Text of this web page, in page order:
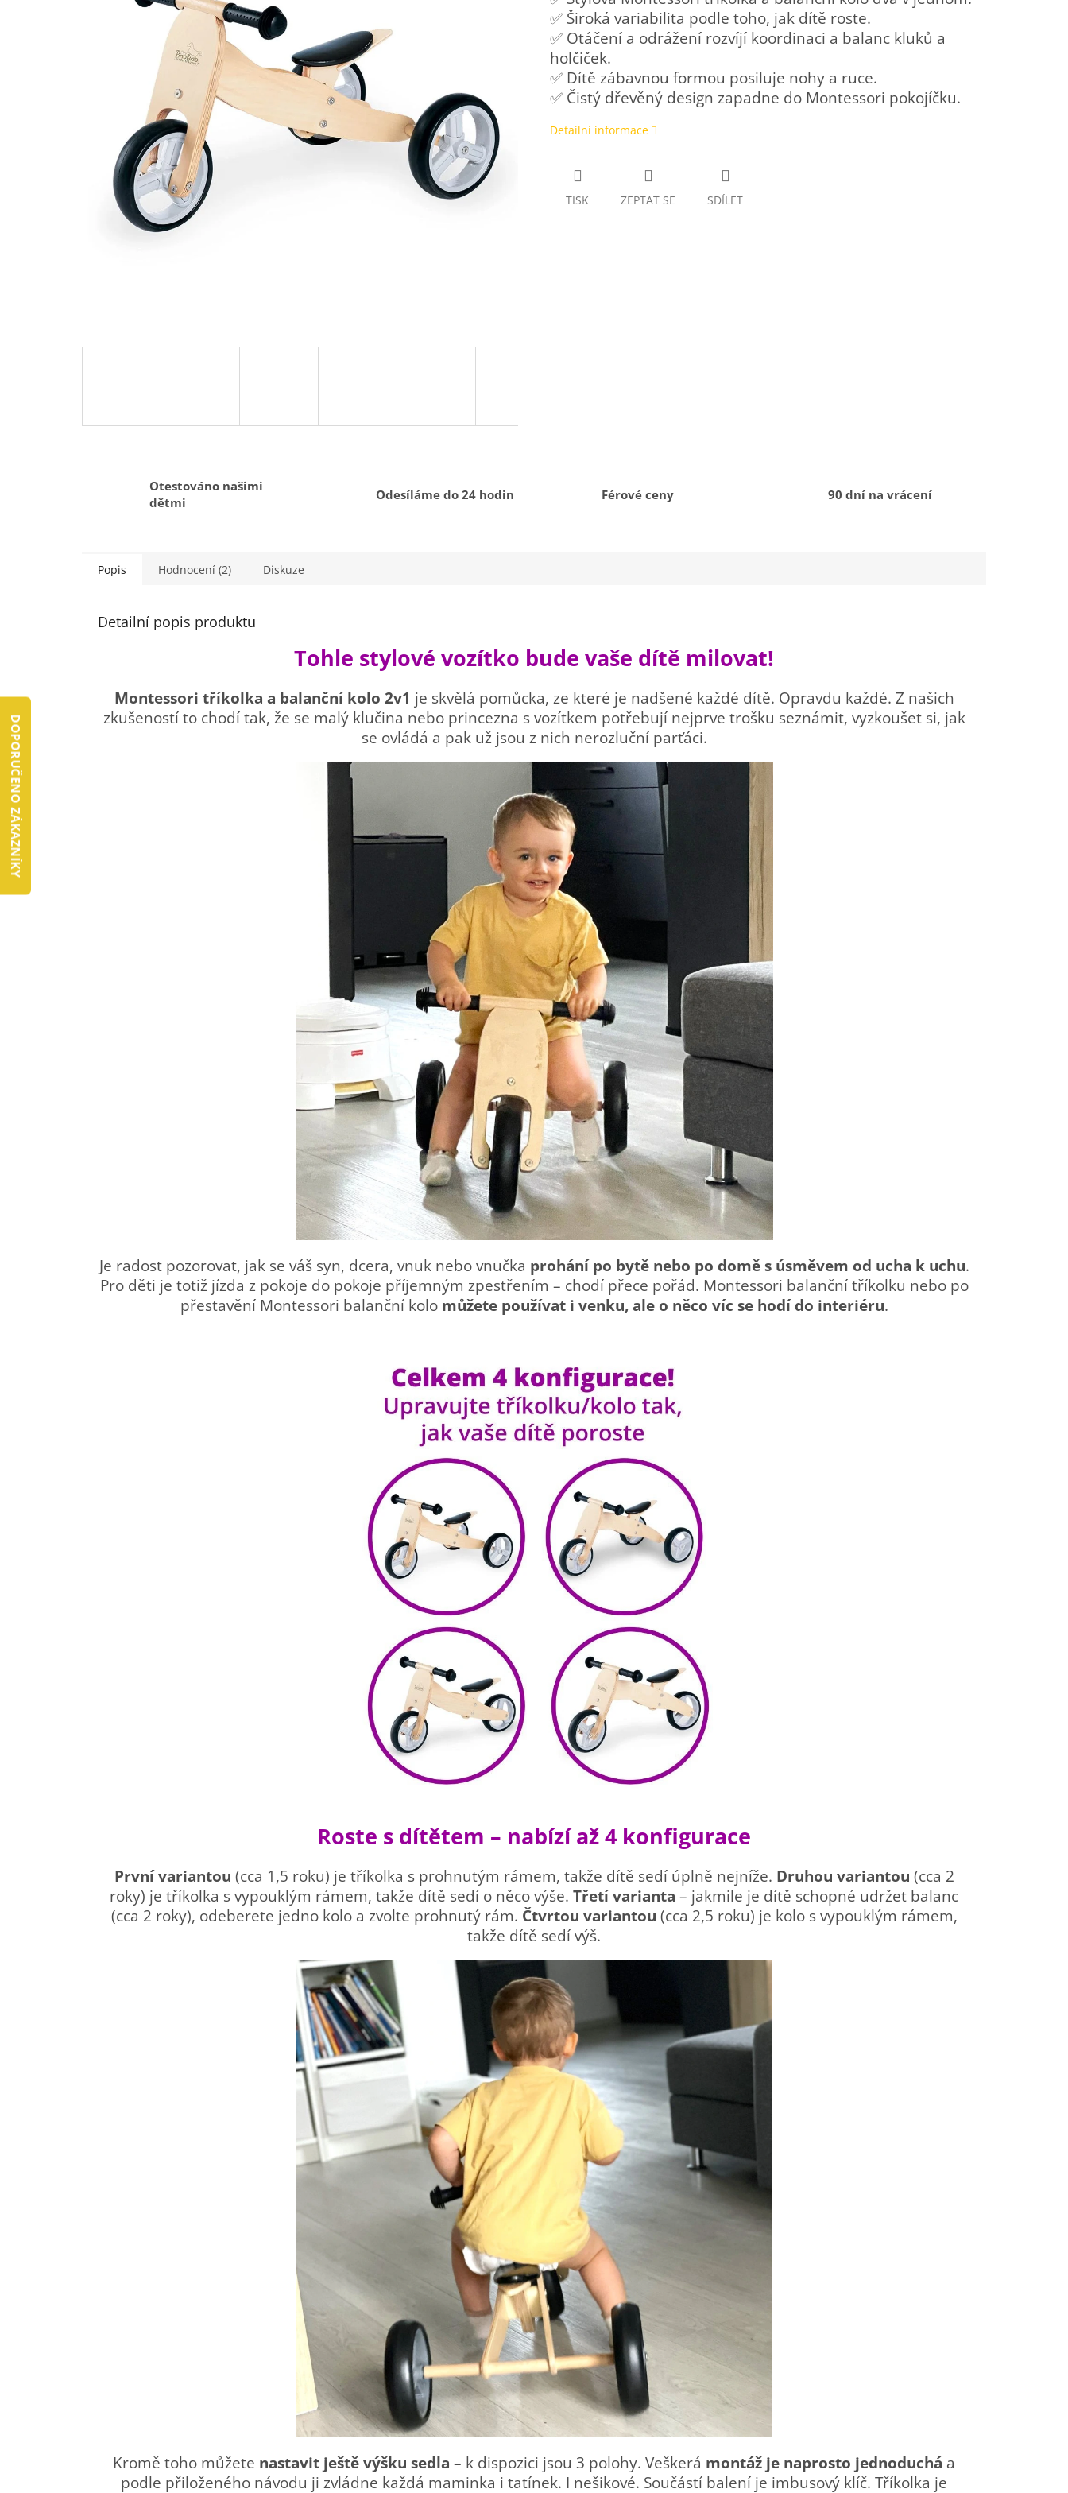
✅ Široká variabilita podle toho, jak dítě roste.
✅ Otáčení a odrážení rozvíjí koordinaci a balanc kluků a
holčiček.
✅ Dítě zábavnou formou posiluje nohy a ruce.
✅ Čistý dřevěný design zapadne do Montessori pokojíčku.
Detailní informace
TISK ZEPTAT SE SDÍLET
Otestováno našimi
dětmi
Odesíláme do 24 hodin Férové ceny 90 dní na vrácení
Popis Hodnocení (2) Diskuze
Detailní popis produktu
Tohle stylové vozítko bude vaše dítě milovat!
Montessori tříkolka a balanční kolo 2v1 je skvělá pomůcka, ze které je nadšené každé dítě. Opravdu každé. Z našich
zkušeností to chodí tak, že se malý klučina nebo princezna s vozítkem potřebují nejprve trošku seznámit, vyzkoušet si, jak
se ovládá a pak už jsou z nich nerozluční parťáci.
Je radost pozorovat, jak se váš syn, dcera, vnuk nebo vnučka prohání po bytě nebo po domě s úsměvem od ucha k uchu.
Pro děti je totiž jízda z pokoje do pokoje příjemným zpestřením – chodí přece pořád. Montessori balanční tříkolku nebo po
přestavění Montessori balanční kolo můžete používat i venku, ale o něco víc se hodí do interiéru.
Roste s dítětem – nabízí až 4 konfigurace
První variantou (cca 1,5 roku) je tříkolka s prohnutým rámem, takže dítě sedí úplně nejníže. Druhou variantou (cca 2
roky) je tříkolka s vypouklým rámem, takže dítě sedí o něco výše. Třetí varianta – jakmile je dítě schopné udržet balanc
(cca 2 roky), odeberete jedno kolo a zvolte prohnutý rám. Čtvrtou variantou (cca 2,5 roku) je kolo s vypouklým rámem,
takže dítě sedí výš.
Kromě toho můžete nastavit ještě výšku sedla – k dispozici jsou 3 polohy. Veškerá montáž je naprosto jednoduchá a
podle přiloženého návodu ji zvládne každá maminka i tatínek. I nešikové. Součástí balení je imbusový klíč. Tříkolka je
DOPORUČENO ZÁKAZNÍKY